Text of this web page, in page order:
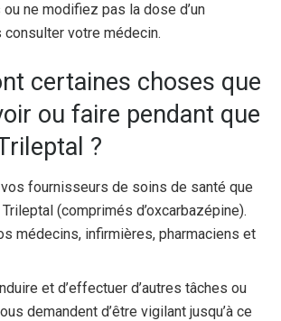
ou ne modifiez pas la dose d’un
votre médecin.
certaines choses que
ou faire pendant que
?
fournisseurs de soins de santé que
(comprimés d’oxcarbazépine).
médecins, infirmières, pharmaciens et
et d’effectuer d’autres tâches ou
demandent d’être vigilant jusqu’à ce